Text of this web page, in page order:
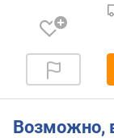
д
б
е
Возможно,